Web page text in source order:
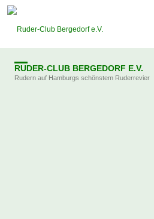
RUDER-CLUB BERGEDORF E.V.
Rudern auf Hamburgs schönstem Ruderrevier